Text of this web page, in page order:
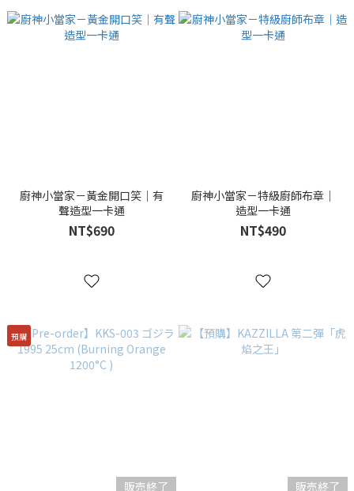
廚神小當家－黃金開口笑｜有
聲造型一卡通
NT$690
廚神小當家－特級廚師布章｜
造型一卡通
NT$490
預購
販売終了
販売終了